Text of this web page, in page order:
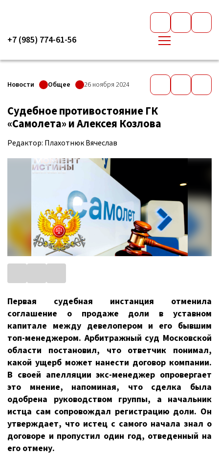
+7 (985) 774-61-56
Новости Общее 26 ноября 2024
Судебное противостояние ГК
«Самолета» и Алексея Козлова
Редактор: Плахотнюк Вячеслав
Первая судебная инстанция отменила
соглашение о продаже доли в уставном
капитале между девелопером и его бывшим
топ-менеджером. Арбитражный суд Московской
области постановил, что ответчик понимал,
какой ущерб может нанести договор компании.
В своей апелляции экс-менеджер опровергает
это мнение, напоминая, что сделка была
одобрена руководством группы, а начальник
истца сам сопровождал регистрацию доли. Он
утверждает, что истец с самого начала знал о
договоре и пропустил один год, отведенный на
его отмену.